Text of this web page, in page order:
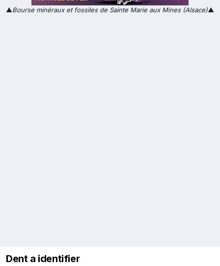
▲Bourse minéraux et fossiles de Sainte Marie aux Mines (Alsace)▲
Dent a identifier